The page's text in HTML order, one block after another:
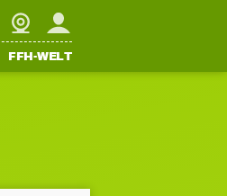
WebcamMein FFH
FFH-WELT